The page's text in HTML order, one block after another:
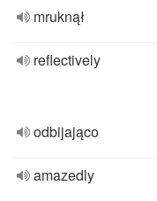
mruknął
reflectively
odbijająco
amazedly